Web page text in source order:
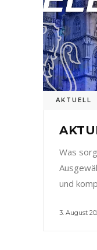
AKTUELL
Was
und
3. August